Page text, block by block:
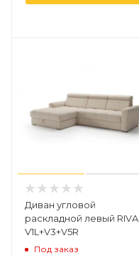
Диван угловой
раскладной левый RIVA
V1L+V3+V5R
Под заказ